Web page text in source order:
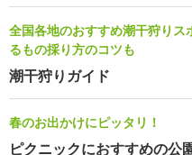
全国各地のおすすめ潮干狩り
るもの採り方のコツも
潮干狩りガイド
春のお出かけにピッタリ！
ピクニックにおすすめの公